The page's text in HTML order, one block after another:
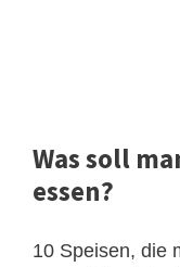
Was soll
essen?
10 Speisen, die